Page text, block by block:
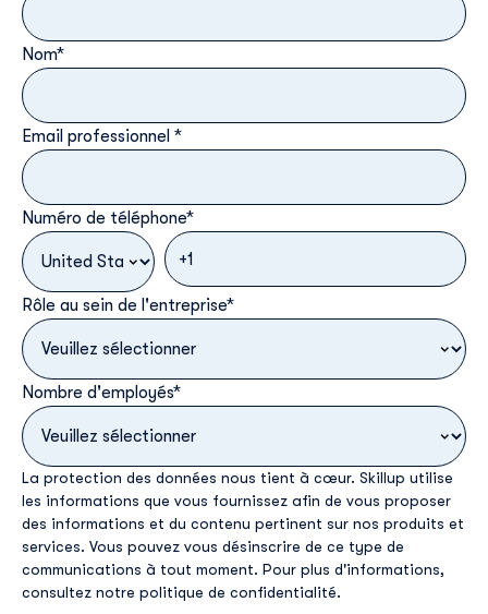
Nom*
Email professionnel *
Numéro de téléphone*
Rôle au sein de l'entreprise*
Nombre d'employés*
La protection des données nous tient à cœur. Skillup utilise
les informations que vous fournissez afin de vous proposer
des informations et du contenu pertinent sur nos produits et
services. Vous pouvez vous désinscrire de ce type de
communications à tout moment. Pour plus d'informations,
consultez notre politique de confidentialité.